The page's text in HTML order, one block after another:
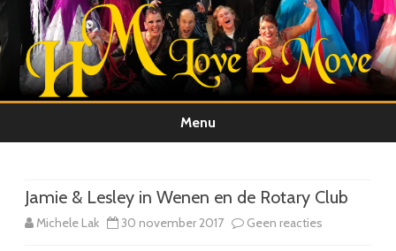
Menu
de
inhoud
Jamie & Lesley in Wenen en de Rotary Club
Michele Lak 30 november 2017 Geen reacties